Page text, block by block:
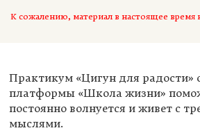
К сожалению, материал в настоящее время
Практикум «Цигун для радости»
платформы «Школа жизни»
постоянно волнуется и живет с
мыслями.